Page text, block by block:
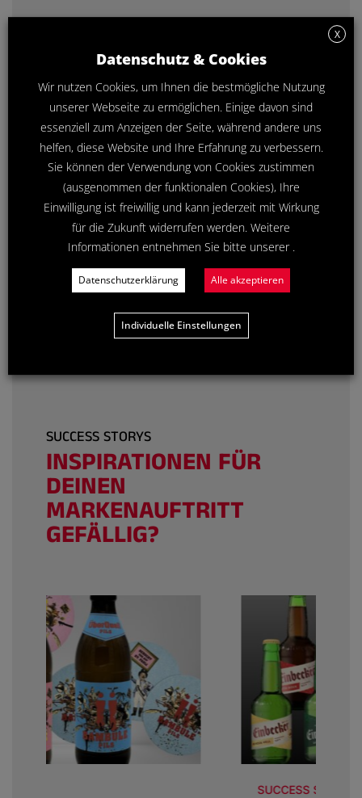
SUCCESS STORYS
INSPIRATIONEN FÜR
DEINEN
MARKENAUFTRITT
GEFÄLLIG?
X
Datenschutz & Cookies
Wir nutzen Cookies, um Ihnen die bestmögliche Nutzung
unserer Webseite zu ermöglichen. Einige davon sind
essenziell zum Anzeigen der Seite, während andere uns
helfen, diese Website und Ihre Erfahrung zu verbessern.
Sie können der Verwendung von Cookies zustimmen
(ausgenommen der funktionalen Cookies), Ihre
Einwilligung ist freiwillig und kann jederzeit mit Wirkung
für die Zukunft widerrufen werden. Weitere
Informationen entnehmen Sie bitte unserer .
Datenschutzerklärung Alle akzeptieren
Individuelle Einstellungen